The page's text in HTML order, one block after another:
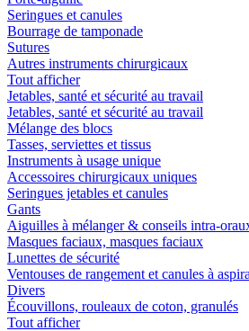
Seringues et canules
Bourrage de tamponade
Sutures
Autres instruments chirurgicaux
Tout afficher
Jetables, santé et sécurité au travail
Jetables, santé et sécurité au travail
Mélange des blocs
Tasses, serviettes et tissus
Instruments à usage unique
Accessoires chirurgicaux uniques
Seringues jetables et canules
Gants
Aiguilles à mélanger & conseils intra-
Masques faciaux, masques faciaux
Lunettes de sécurité
Ventouses de rangement et canules à
Divers
Écouvillons, rouleaux de coton, granulés
Tout afficher